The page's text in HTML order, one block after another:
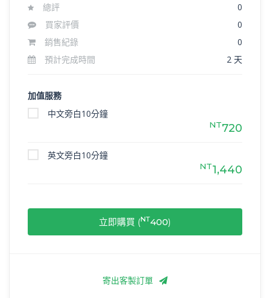
總評
0
買家評價
0
銷售紀錄
0
預計完成時間
2 天
立即購買 (NT400)
加值服務
中文旁白10分鐘
NT720
英文旁白10分鐘
NT1,440
寄出客製訂單